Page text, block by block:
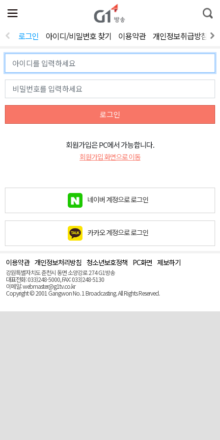
전
체
뉴
열
통
합
색
로그인 아이디/비밀번호 찾기 이용약관 개인정보취급방침
로그인
회원가입은 PC에서 가능합니다.
회원가입 화면으로 이동
네이버 계정으로 로그인
카카오 계정으로 로그인
이용약관 개인정보처리방침 청소년보호정책 PC화면 제보하기
강원특별자치도 춘천시 동면 소양강로 274 G1방송
대표전화: 033)248-5000, FAX: 033)248-5130
이메일: webmaster@g1tv.co.kr
Copyright © 2001 Gangwon No. 1 Broadcasting. All Rights Reserved.